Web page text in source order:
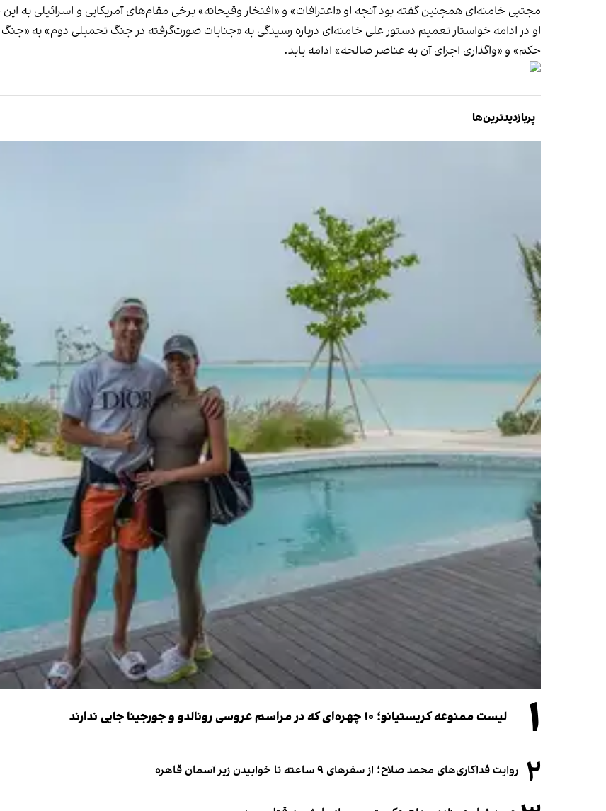
مجتبی خامنه‌ای همچنین گفته بود آنچه او «اعترافات» و «افتخار وقیحانه» برخی مقام‌های آمریکایی و اسرائیلی به
او در ادامه خواستار تعمیم دستور علی خامنه‌ای درباره رسیدگی به «جنایات صورت‌گرفته در جنگ تحمیلی دوم» به
حکم» و «واگذاری اجرای آن به عناصر صالحه» ادامه یابد.
پربازدیدترین‌ها
۱ لیست ممنوعه کریستیانو؛ ۱۰ چهره‌ای که در مراسم عروسی رونالدو و جورجینا جایی ندارند
۲ روایت فداکاری‌های محمد صلاح؛ از سفرهای ۹ ساعته تا خوابیدن زیر آسمان قاهره